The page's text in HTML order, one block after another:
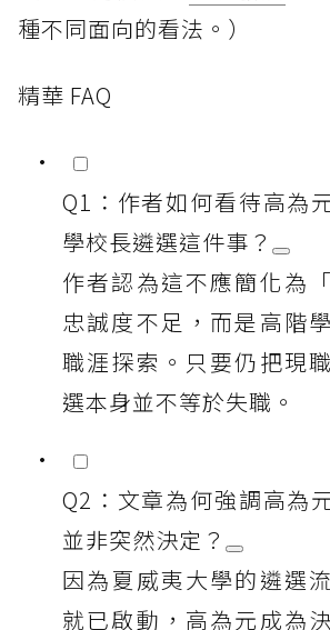
種不同面向的看法。）
精華 FAQ
Q1：作者如何看待高為
學校長遴選這件事？
作者認為這不應簡化為
忠誠度不足，而是高階
職涯探索。只要仍把現
選本身並不等於失職。
Q2：文章為何強調高為
並非突然決定？
因為夏威夷大學的遴選
就已啟動，高為元成為